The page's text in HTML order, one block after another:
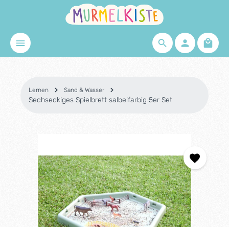
Zum Hauptinhalt springen
Lernen Sand & Wasser
Sechseckiges Spielbrett salbeifarbig 5er Set